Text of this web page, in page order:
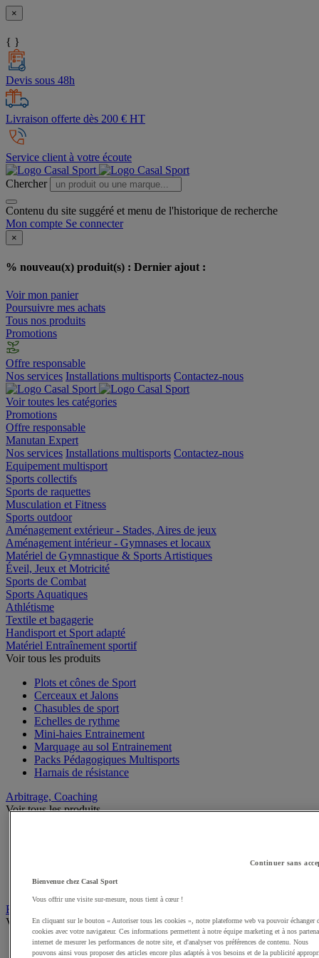
×
{ }
Devis sous 48h
Livraison offerte dès 200 € HT
Service client à votre écoute
Chercher
Contenu du site suggéré et menu de l'historique de recherche
Mon compte Se connecter
×
% nouveau(x) produit(s) : Dernier ajout :
Voir mon panier
Poursuivre mes achats
Tous nos produits
Promotions
Offre responsable
Nos services Installations multisports Contactez-nous
Voir toutes les catégories
Promotions
Offre responsable
Manutan Expert
Nos services Installations multisports Contactez-nous
Equipement multisport
Sports collectifs
Sports de raquettes
Musculation et Fitness
Sports outdoor
Aménagement extérieur - Stades, Aires de jeux
Aménagement intérieur - Gymnases et locaux
Matériel de Gymnastique & Sports Artistiques
Éveil, Jeux et Motricité
Sports de Combat
Sports Aquatiques
Athlétisme
Textile et bagagerie
Handisport et Sport adapté
Matériel Entraînement sportif
Voir tous les produits
Plots et cônes de Sport
Cerceaux et Jalons
Chasubles de sport
Echelles de rythme
Mini-haies Entrainement
Marquage au sol Entrainement
Packs Pédagogiques Multisports
Harnais de résistance
Arbitrage, Coaching
Voir tous les produits
Cartons, plaquettes et accessoires arbitre
Récompenses sportives
Voir tous les produits
Coupes et trophées sportifs
Continuer sans
Bienvenue chez Casal Sport
Vous offrir une visite sur-mesure, nous tient à cœur !
En cliquant sur le bouton « Autoriser tous les cookies », notre plateforme web va pouvoir échanger
cookies avec votre navigateur. Ces informations permettent à notre équipe marketing et à nos
internet de mesurer les performances de notre site, et d'analyser vos préférences de contenu. Nous
pouvons ainsi vous proposer des articles encore plus adaptés à vos besoins et de la publicité